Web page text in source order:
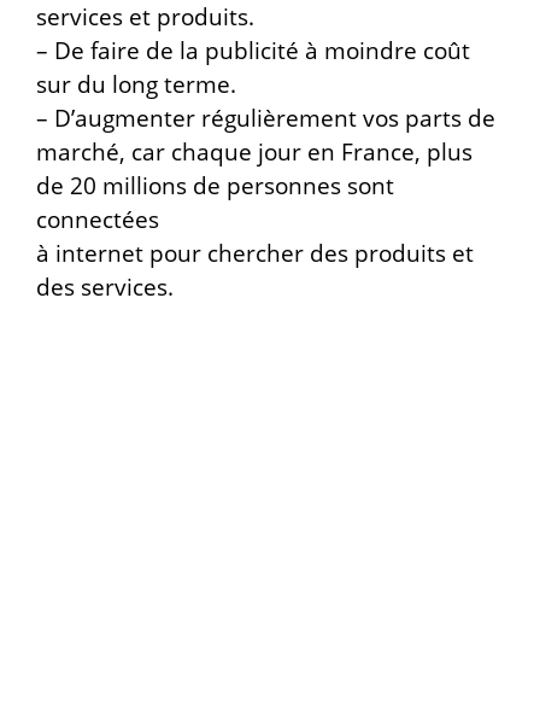
services et produits.
– De faire de la publicité à moindre coût
sur du long terme.
– D’augmenter régulièrement vos parts de
marché, car chaque jour en France, plus
de 20 millions de personnes sont
connectées
à internet pour chercher des produits et
des services.